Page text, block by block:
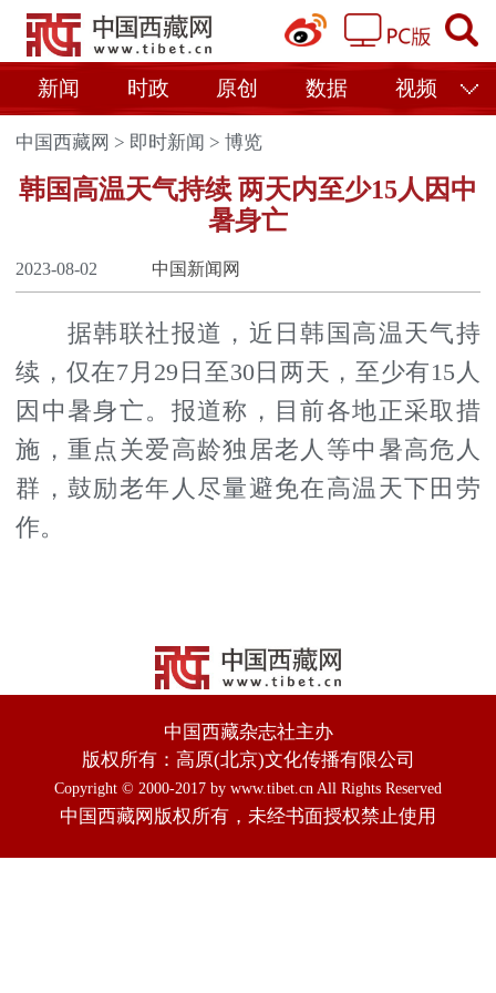
新闻 时政 原创 数据 视频
中国西藏网 > 即时新闻 >博览
韩国高温天气持续 两天内至少15人因中
暑身亡
2023-08-02 中国新闻网
据韩联社报道，近日韩国高温天气持
续，仅在7月29日至30日两天，至少有15人
因中暑身亡。报道称，目前各地正采取措
施，重点关爱高龄独居老人等中暑高危人
群，鼓励老年人尽量避免在高温天下田劳
作。
中国西藏杂志社主办
版权所有：高原(北京)文化传播有限公司
Copyright © 2000-2017 by www.tibet.cn All Rights Reserved
中国西藏网版权所有，未经书面授权禁止使用